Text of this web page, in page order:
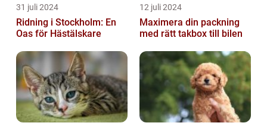
31 juli 2024
Ridning i Stockholm: En
Oas för Hästälskare
12 juli 2024
Maximera din packning
med rätt takbox till bilen